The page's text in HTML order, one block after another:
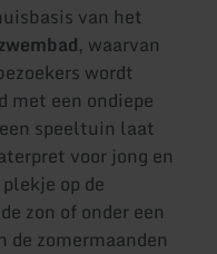
van het
, waarvan
wordt
met een ondiepe
speeltuin laat
voor jong en
op de
zon of onder een
zomermaanden